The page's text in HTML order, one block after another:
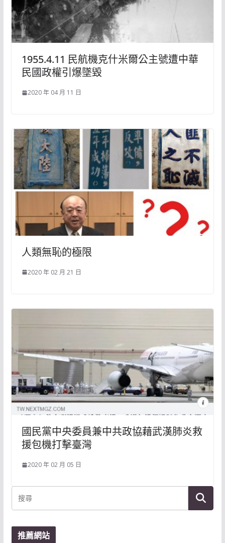
1955.4.11 民航機克什米爾公主號遭中華
民國政權引爆墜毀
2020 年 04 月 11 日
人類無恥的極限
2020 年 02 月 21 日
國民黨中央委員兼中共政協藉武漢肺炎救
援包機打擊臺灣
2020 年 02 月 05 日
推薦網站